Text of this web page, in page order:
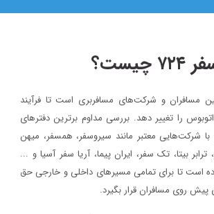
چیست؟
بین مسافران و شرکت‌های مسافربری است تا فرآیند
را تغییر دهد. بررسی مداوم برترین دفترهای
شرکت‌هایی معتبر مانند سیروسفر، همسفر، میهن‌
ترابر بیتا، تک سفر، ایران پیما، آریا سفر آسیا و ...
است تا برای تمامی مسیرهای داخلی و خارجی حق
پیش روی مسافران قرار بگیرد.